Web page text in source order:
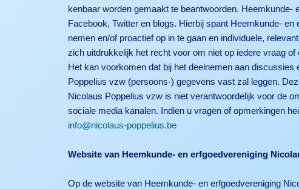
kenbaar worden gemaakt te beantwoorden.
Facebook, Twitter en blogs. Hierbij spant Heemkunde-
nemen en/of proactief op in te gaan en individuele,
zich uitdrukkelijk het recht voor om niet op iedere vraag
Het kan voorkomen dat bij het deelnemen aan
Poppelius vzw (persoons-) gegevens vast zal leggen.
Nicolaus Poppelius vzw is niet verantwoordelijk voor de
sociale media kanalen. Indien u vragen of opmerkingen
info@nicolaus-poppelius.be
Website van Heemkunde- en erfgoedvereniging
Op de website van Heemkunde- en erfgoedvereniging